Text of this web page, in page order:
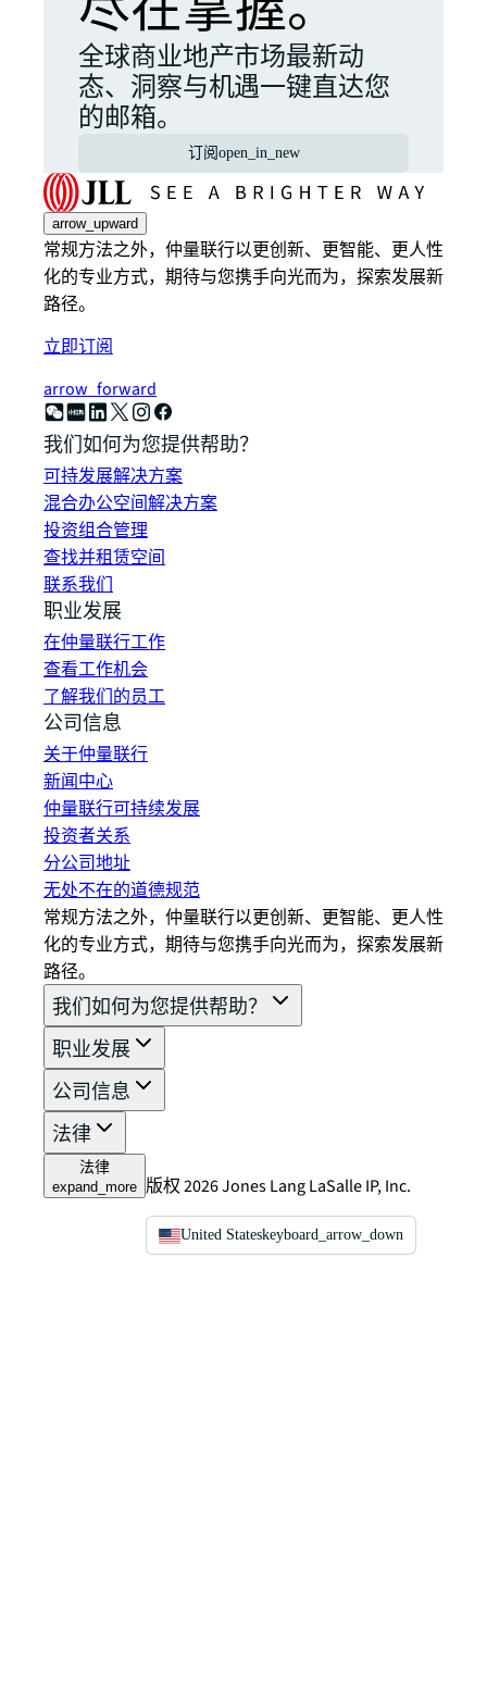
全球商业地产市场最新动
态、洞察与机遇一键直达您
的邮箱。
订阅 open_in_new
arrow_upward
常规方法之外，仲量联行以更创新、更智能、更人性
化的专业方式，期待与您携手向光而为，探索发展新
路径。
立即订阅
arrow_forward
我们如何为您提供帮助？
可持发展解决方案
混合办公空间解决方案
投资组合管理
查找并租赁空间
联系我们
职业发展
在仲量联行工作
查看工作机会
了解我们的员工
公司信息
关于仲量联行
新闻中心
仲量联行可持续发展
投资者关系
分公司地址
无处不在的道德规范
常规方法之外，仲量联行以更创新、更智能、更人性
化的专业方式，期待与您携手向光而为，探索发展新
路径。
我们如何为您提供帮助？
职业发展
公司信息
法律
法律
expand_more 版权 2026 Jones Lang LaSalle IP, Inc.
United Stateskeyboard_arrow_down